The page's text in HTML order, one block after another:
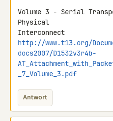
Volume 3 - Serial
Physical
http://www.t13.org/
docs2007/D1532v3r4b-
_7_Volume_3.pdf
Antwort